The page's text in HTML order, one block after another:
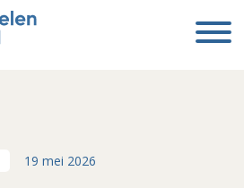
19 mei 2026